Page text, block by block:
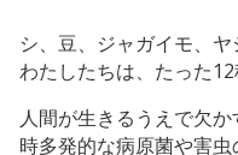
シ、豆、ジャガイモ、
わたしたちは、たった12
人間が生きるうえで欠
時多発的な病原菌や害